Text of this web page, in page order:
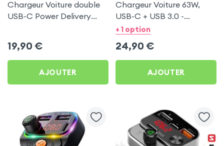
Chargeur Voiture double
USB-C Power Delivery
19,90 €
AJOUTER
Chargeur Voiture 63W,
USB-C + USB 3.0 -
Swissten pour Microsoft
+ 1 option
24,90 €
AJOUTER